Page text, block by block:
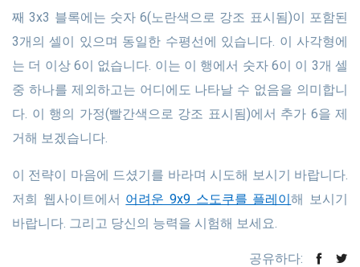
째 3x3 블록에는 숫자 6(노란색으로 강조 표시됨)이 포함된
3개의 셀이 있으며 동일한 수평선에 있습니다. 이 사각형에
는 더 이상 6이 없습니다. 이는 이 행에서 숫자 6이 이 3개 셀
중 하나를 제외하고는 어디에도 나타날 수 없음을 의미합니
다. 이 행의 가정(빨간색으로 강조 표시됨)에서 추가 6을 제
거해 보겠습니다.
이 전략이 마음에 드셨기를 바라며 시도해 보시기 바랍니다.
저희 웹사이트에서 어려운 9x9 스도쿠를 플레이해 보시기
바랍니다. 그리고 당신의 능력을 시험해 보세요.
공유하다: